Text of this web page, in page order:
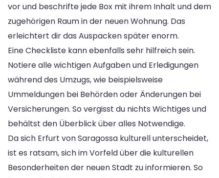
vor und beschrifte jede Box mit ihrem Inhalt und dem
zugehörigen Raum in der neuen Wohnung. Das
erleichtert dir das Auspacken später enorm.
Eine Checkliste kann ebenfalls sehr hilfreich sein.
Notiere alle wichtigen Aufgaben und Erledigungen
während des Umzugs, wie beispielsweise
Ummeldungen bei Behörden oder Änderungen bei
Versicherungen. So vergisst du nichts Wichtiges und
behältst den Überblick über alles Notwendige.
Da sich Erfurt von Saragossa kulturell unterscheidet,
ist es ratsam, sich im Vorfeld über die kulturellen
Besonderheiten der neuen Stadt zu informieren. So